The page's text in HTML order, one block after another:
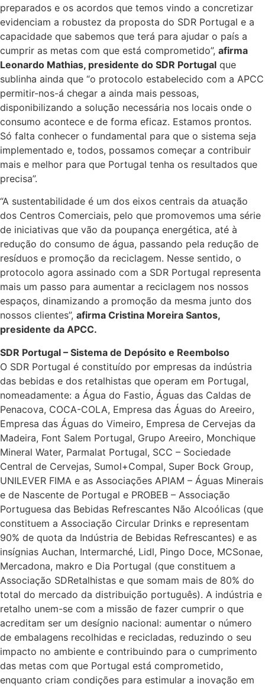
preparados e os acordos que temos vindo a concretizar
evidenciam a robustez da proposta do SDR Portugal e a
capacidade que sabemos que terá para ajudar o país a
cumprir as metas com que está comprometido”, afirma
Leonardo Mathias, presidente do SDR Portugal que
sublinha ainda que “o protocolo estabelecido com a APCC
permitir-nos-á chegar a ainda mais pessoas,
disponibilizando a solução necessária nos locais onde o
consumo acontece e de forma eficaz. Estamos prontos.
Só falta conhecer o fundamental para que o sistema seja
implementado e, todos, possamos começar a contribuir
mais e melhor para que Portugal tenha os resultados que
precisa”.
“A sustentabilidade é um dos eixos centrais da atuação
dos Centros Comerciais, pelo que promovemos uma série
de iniciativas que vão da poupança energética, até à
redução do consumo de água, passando pela redução de
resíduos e promoção da reciclagem. Nesse sentido, o
protocolo agora assinado com a SDR Portugal representa
mais um passo para aumentar a reciclagem nos nossos
espaços, dinamizando a promoção da mesma junto dos
nossos clientes”, afirma Cristina Moreira Santos,
presidente da APCC.
SDR Portugal – Sistema de Depósito e Reembolso
O SDR Portugal é constituído por empresas da indústria
das bebidas e dos retalhistas que operam em Portugal,
nomeadamente: a Água do Fastio, Águas das Caldas de
Penacova, COCA-COLA, Empresa das Águas do Areeiro,
Empresa das Águas do Vimeiro, Empresa de Cervejas da
Madeira, Font Salem Portugal, Grupo Areeiro, Monchique
Mineral Water, Parmalat Portugal, SCC – Sociedade
Central de Cervejas, Sumol+Compal, Super Bock Group,
UNILEVER FIMA e as Associações APIAM – Águas Minerais
e de Nascente de Portugal e PROBEB – Associação
Portuguesa das Bebidas Refrescantes Não Alcoólicas (que
constituem a Associação Circular Drinks e representam
90% de quota da Indústria de Bebidas Refrescantes) e as
insígnias Auchan, Intermarché, Lidl, Pingo Doce, MCSonae,
Mercadona, makro e Dia Portugal (que constituem a
Associação SDRetalhistas e que somam mais de 80% do
total do mercado da distribuição português). A indústria e
retalho unem-se com a missão de fazer cumprir o que
acreditam ser um desígnio nacional: aumentar o número
de embalagens recolhidas e recicladas, reduzindo o seu
impacto no ambiente e contribuindo para o cumprimento
das metas com que Portugal está comprometido,
enquanto criam condições para estimular a inovação em